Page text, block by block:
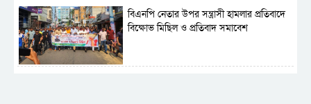
বিএনপি নেতার উপর সন্ত্রাসী হামলার প্রতিবাদে
বিক্ষোভ মিছিল ও প্রতিবাদ সমাবেশ